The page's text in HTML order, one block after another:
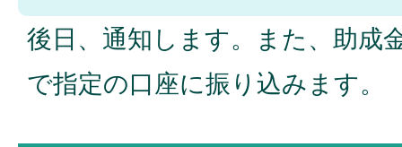
後日、通知します。また、助成
で指定の口座に振り込みます。